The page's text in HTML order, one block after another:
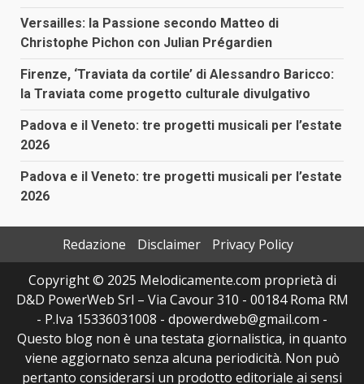
Versailles: la Passione secondo Matteo di
Christophe Pichon con Julian Prégardien
Firenze, ‘Traviata da cortile’ di Alessandro Baricco:
la Traviata come progetto culturale divulgativo
Padova e il Veneto: tre progetti musicali per l’estate
2026
Padova e il Veneto: tre progetti musicali per l’estate
2026
Redazione Disclaimer
Privacy Policy
Copyright © 2025 Melodicamente.com proprietà di
D&D PowerWeb Srl – Via Cavour 310 - 00184 Roma RM
- P.Iva 15336031008 - dpowerdweb@gmail.com -
Questo blog non è una testata giornalistica, in quanto
viene aggiornato senza alcuna periodicità. Non può
pertanto considerarsi un prodotto editoriale ai sensi